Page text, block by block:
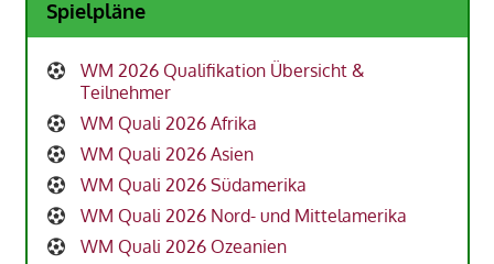
Spielpläne
WM 2026 Qualifikation Übersicht &
Teilnehmer
WM Quali 2026 Afrika
WM Quali 2026 Asien
WM Quali 2026 Südamerika
WM Quali 2026 Nord- und Mittelamerika
WM Quali 2026 Ozeanien